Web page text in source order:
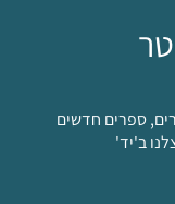
ספרים חדשים
ב'יד'